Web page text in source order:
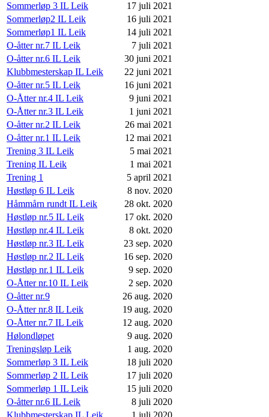
Sommerløp 3 IL Leik
17 juli 2021
Sommerløp2 IL Leik
16 juli 2021
Sommerløp1 IL Leik
14 juli 2021
O-åtter nr.7 IL Leik
7 juli 2021
O-åtter nr.6 IL Leik
30 juni 2021
Klubbmesterskap IL Leik
22 juni 2021
O-åtter nr.5 IL Leik
16 juni 2021
O-Åtter nr.4 IL Leik
9 juni 2021
O-Åtter nr.3 IL Leik
1 juni 2021
O-åtter nr.2 IL Leik
26 mai 2021
O-åtter nr.1 IL Leik
12 mai 2021
Trening 3 IL Leik
5 mai 2021
Trening IL Leik
1 mai 2021
Trening 1
5 april 2021
Høstløp 6 IL Leik
8 nov. 2020
Håmmårn rundt IL Leik
28 okt. 2020
Høstløp nr.5 IL Leik
17 okt. 2020
Høstløp nr.4 IL Leik
8 okt. 2020
Høstløp nr.3 IL Leik
23 sep. 2020
Høstløp nr.2 IL Leik
16 sep. 2020
Høstløp nr.1 IL Leik
9 sep. 2020
O-Åtter nr.10 IL Leik
2 sep. 2020
O-åtter nr.9
26 aug. 2020
O-Åtter nr.8 IL Leik
19 aug. 2020
O-Åtter nr.7 IL Leik
12 aug. 2020
Hølondløpet
9 aug. 2020
Treningsløp Leik
1 aug. 2020
Sommerløp 3 IL Leik
18 juli 2020
Sommerløp 2 IL Leik
17 juli 2020
Sommerløp 1 IL Leik
15 juli 2020
O-åtter nr.6 IL Leik
8 juli 2020